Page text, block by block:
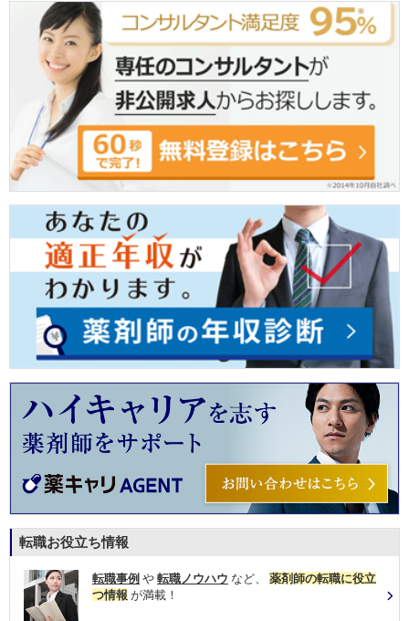
転職お役立ち情報
転職事例 や 転職ノウハウ など、 薬剤師の転職に役立
つ情報 が満載！